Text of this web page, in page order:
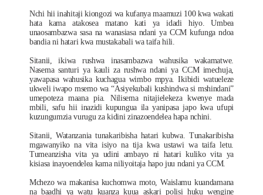
Nchi hii inahitaji kiongozi wa kufanya maamuzi 100 kwa wakati
hata kama atakosea matano kati ya idadi hiyo. Umbea
unaosambazwa sasa na wanasiasa ndani ya CCM kufunga ndoa
bandia ni hatari kwa mustakabali wa taifa hili.
Sitanii, ikiwa rushwa inasambazwa wahusika wakamatwe.
Nasema santuri ya kauli za rushwa ndani ya CCM imechuja,
yawapasa wahusika kuchagua wimbo mpya. Ikibidi watueleze
ukweli iwapo msemo wa “Asiyekubali kushindwa si mshindani”
umepoteza maana pia. Nilisema nitajielekeza kwenye mada
mbili, safu hii inazidi kupungua ila yanipasa japo kwa ufupi
kuzungumzia vurugu za kidini zinazoendelea hapa nchini.
Sitanii, Watanzania tunakaribisha hatari kubwa. Tunakaribisha
mgawanyiko na vita isiyo na tija kwa ustawi wa taifa letu.
Tumeanzisha vita ya udini ambayo ni hatari kuliko vita ya
kisiasa inayoendelea kama niliyoitaja hapo juu ndani ya CCM.
Mchezo wa makanisa kuchomwa moto, Waislamu kuandamana
na baadhi ya watu kuanza kuua askari polisi huku wengine